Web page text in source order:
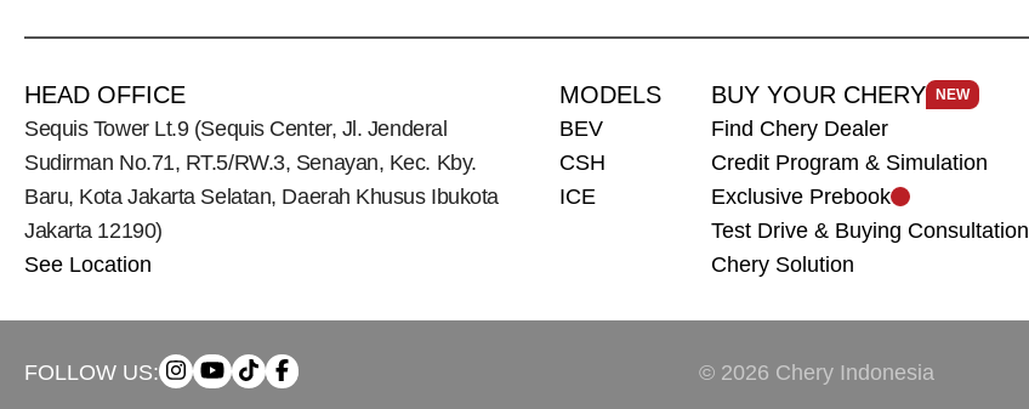
HEAD OFFICE
Sequis Tower Lt.9 (Sequis Center, Jl. Jenderal
Sudirman No.71, RT.5/RW.3, Senayan, Kec. Kby.
Baru, Kota Jakarta Selatan, Daerah Khusus Ibukota
Jakarta 12190)
See Location
MODELS
BEV
CSH
ICE
BUY YOUR CHERY NEW
Find Chery Dealer
Credit Program & Simulation
Exclusive Prebook
Test Drive & Buying Consultation
Chery Solution
FOLLOW US: © 2026 Chery Indonesia